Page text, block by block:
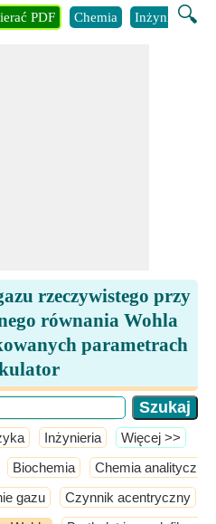
🔍
PDF Chemia Inżynieria
rzeczywistego przy
równania Wohla
parametrach
Inżynieria ​Więcej >>
Biochemia Chemia analityczna
gazu Czynnik acentryczny